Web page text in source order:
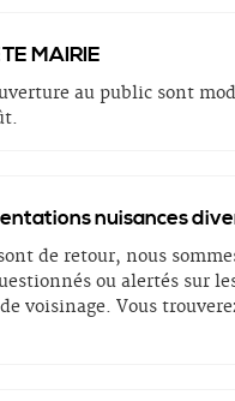
MAIRIE
au public sont
nuisances
de retour, nous
ou alertés sur
voisinage. Vous